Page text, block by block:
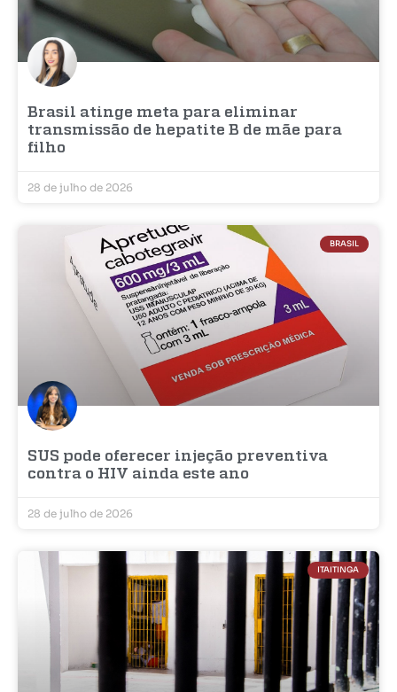
Brasil atinge meta para eliminar
transmissão de hepatite B de mãe para
filho
28 de julho de 2026
BRASIL
SUS pode oferecer injeção preventiva
contra o HIV ainda este ano
28 de julho de 2026
ITAITINGA